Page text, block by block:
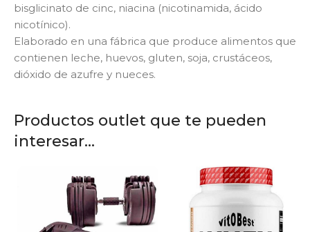
bisglicinato de cinc, niacina (nicotinamida, ácido
nicotínico).
Elaborado en una fábrica que produce alimentos que
contienen leche, huevos, gluten, soja, crustáceos,
dióxido de azufre y nueces.
Productos outlet que te pueden
interesar...